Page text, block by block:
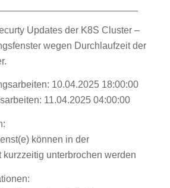
Updates der K8S Cluster –
wegen Durchlaufzeit der
10.04.2025 18:00:00
11.04.2025 04:00:00
können in der
unterbrochen werden